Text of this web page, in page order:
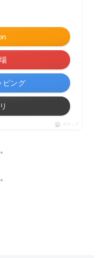
ピング
ポチップ